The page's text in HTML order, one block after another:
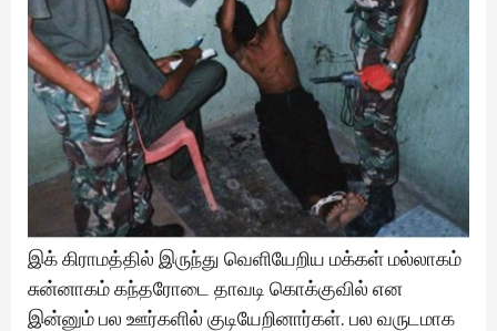
இக் கிராமத்தில் இருந்து வெளியேறிய மக்கள் மல்லாகம்
சுன்னாகம் கந்தரோடை தாவடி கொக்குவில் என
இன்னும் பல ஊர்களில் குடியேறினார்கள். பல வருடமாக